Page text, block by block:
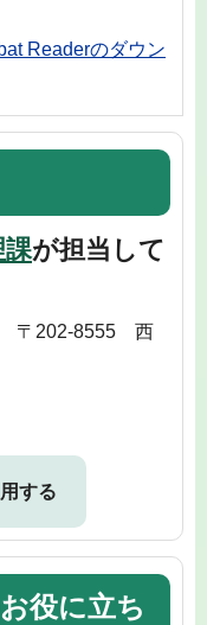
Readerのダウン
課が担当して
〒202-8555 西
する
役に立ち